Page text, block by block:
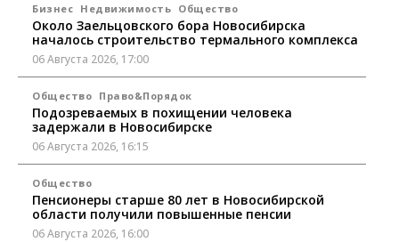
Бизнес Недвижимость Общество
Около Заельцовского бора Новосибирска
началось строительство термального комплекса
06 Августа 2026, 17:00
Общество Право&Порядок
Подозреваемых в похищении человека
задержали в Новосибирске
06 Августа 2026, 16:15
Общество
Пенсионеры старше 80 лет в Новосибирской
области получили повышенные пенсии
06 Августа 2026, 16:00